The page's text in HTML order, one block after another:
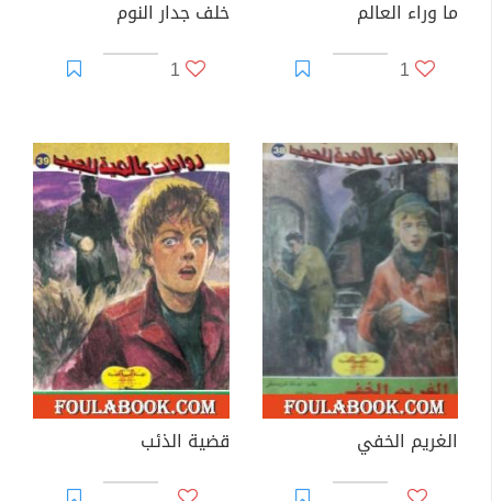
ما وراء العالم
1
خلف جدار النوم
1
الغريم الخفي قضية الذئب